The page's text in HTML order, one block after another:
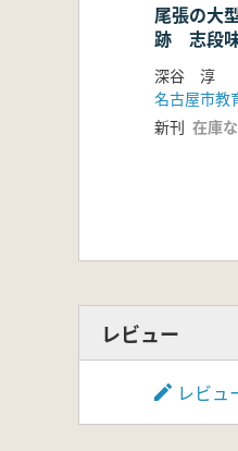
尾張の大
跡 志段
深谷 淳
新刊 在庫
レビュー
レビュ